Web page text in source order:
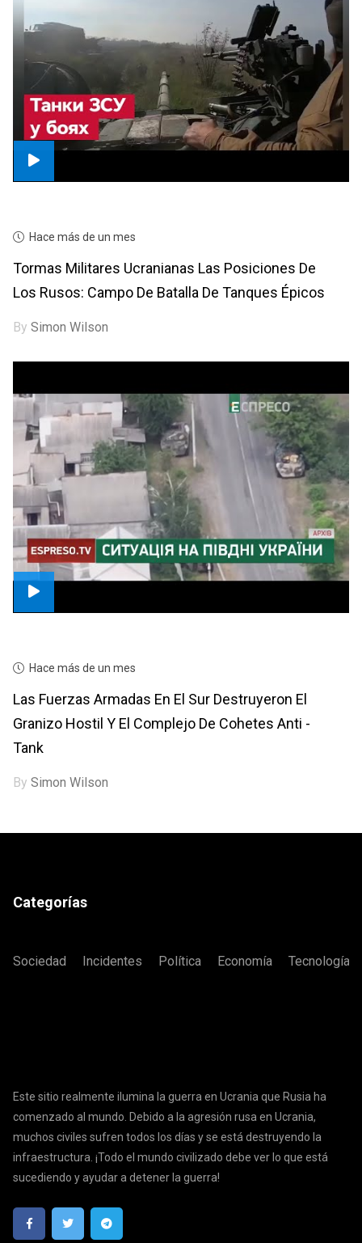
Hace más de un mes
Tormas Militares Ucranianas Las Posiciones De
Los Rusos: Campo De Batalla De Tanques Épicos
BySimon Wilson
Hace más de un mes
Las Fuerzas Armadas En El Sur Destruyeron El
Granizo Hostil Y El Complejo De Cohetes Anti -
Tank
BySimon Wilson
Categorías
Sociedad Incidentes Política Economía Tecnología
Este sitio realmente ilumina la guerra en Ucrania que Rusia ha
comenzado al mundo. Debido a la agresión rusa en Ucrania,
muchos civiles sufren todos los días y se está destruyendo la
infraestructura. ¡Todo el mundo civilizado debe ver lo que está
sucediendo y ayudar a detener la guerra!